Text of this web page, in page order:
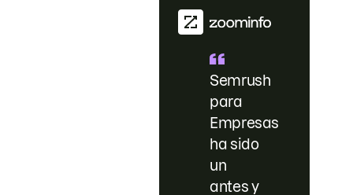
Semrush
para
Empresas
ha sido
un
antes y